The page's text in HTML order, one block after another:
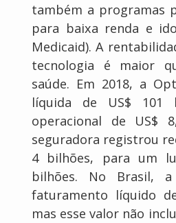
também a programas
para baixa renda e
Medicaid). A
tecnologia é maior
saúde. Em 2018, a
líquida de US$ 101
operacional de US$
seguradora registrou
4 bilhões, para um
bilhões. No Brasil,
faturamento líquido
mas esse valor não